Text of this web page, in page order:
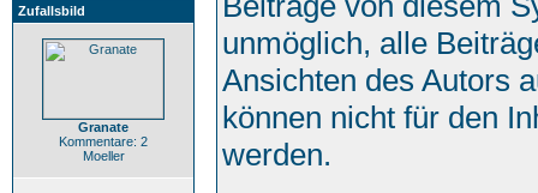
Zufallsbild
Granate
Kommentare: 2
Moeller
unmöglich, alle
Ansichten des Autors
können nicht für den
werden.